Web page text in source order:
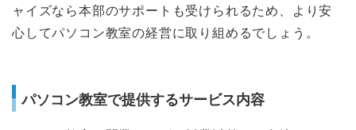
ャイズなら本部のサポートも受けられるため、より安
心してパソコン教室の経営に取り組めるでしょう。
パソコン教室で提供するサービス内容